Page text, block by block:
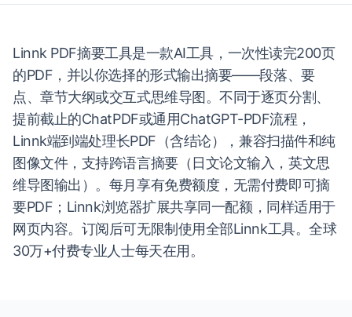
Linnk PDF摘要工具是一款AI工具，一次性读完200页
的PDF，并以你选择的形式输出摘要——段落、要
点、章节大纲或交互式思维导图。不同于逐页分割、
提前截止的ChatPDF或通用ChatGPT-PDF流程，
Linnk端到端处理长PDF（含结论），兼容扫描件和纯
图像文件，支持跨语言摘要（日文论文输入，英文思
维导图输出）。每月享有免费额度，无需付费即可摘
要PDF；Linnk浏览器扩展共享同一配额，同样适用于
网页内容。订阅后可无限制使用全部Linnk工具。全球
30万+付费专业人士每天在用。